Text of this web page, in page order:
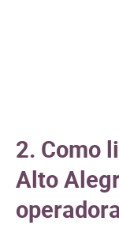
2. Como
Alto